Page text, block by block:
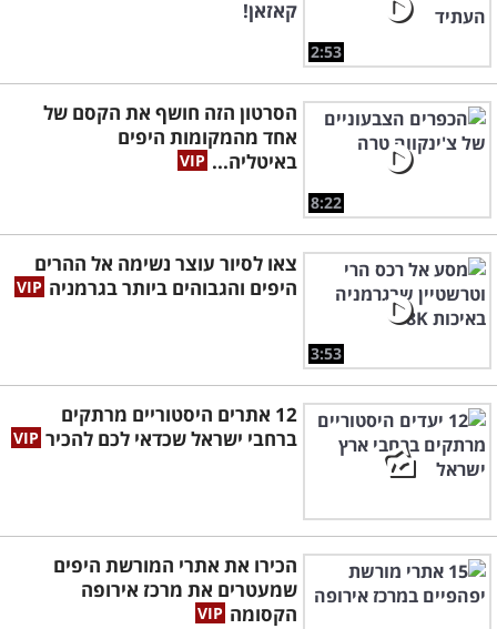
2:53
קאזאן!
8:22
הסרטון הזה חושף את הקסם של
אחד מהמקומות היפים
באיטליה...
3:53
צאו לסיור עוצר נשימה אל ההרים
היפים והגבוהים ביותר בגרמניה
12 אתרים היסטוריים מרתקים
ברחבי ישראל שכדאי לכם להכיר
הכירו את אתרי המורשת היפים
שמעטרים את מרכז אירופה
הקסומה